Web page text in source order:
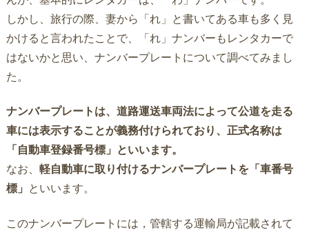
しかし、旅行の際、妻から「れ」と書いてある車も多く見
かけると言われたことで、「れ」ナンバーもレンタカーで
はないかと思い、ナンバープレートについて調べてみまし
た。
ナンバープレートは、道路運送車両法によって公道を走る
車には表示することが義務付けられており、正式名称は
「自動車登録番号標」といいます。
なお、 軽自動車に取り付けるナンバープレートを「車番号
標」
といいます。
このナンバープレートには，管轄する運輸局が記載されて